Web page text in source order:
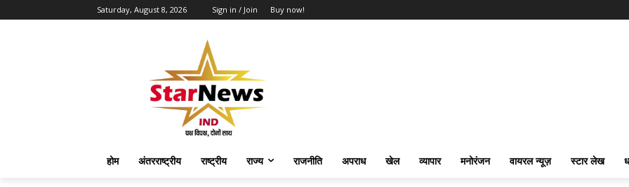
Saturday, August 8, 2026 Sign in / Join Buy now!
होम अंतरराष्ट्रीय राष्ट्रीय राज्य राजनीति अपराध खेल व्यापार मनोरंजन वायरल न्यूज़ स्टार लेख